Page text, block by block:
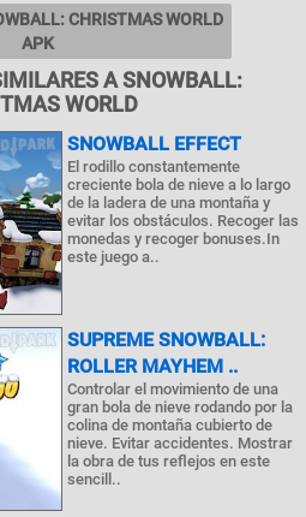
CHRISTMAS WORLD
APK
A SNOWBALL:
WORLD
SNOWBALL EFFECT
El rodillo constantemente
creciente bola de nieve a lo largo
de la ladera de una montaña y
evitar los obstáculos. Recoger las
monedas y recoger bonuses.In
este juego a..
SUPREME SNOWBALL:
ROLLER MAYHEM ..
Controlar el movimiento de una
gran bola de nieve rodando por la
colina de montaña cubierto de
nieve. Evitar accidentes. Mostrar
la obra de tus reflejos en este
sencill..